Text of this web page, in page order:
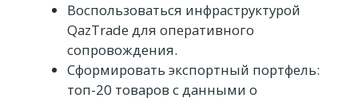
Воспользоваться инфраструктурой
QazTrade для оперативного
сопровождения.
Сформировать экспортный портфель:
топ-20 товаров с данными о